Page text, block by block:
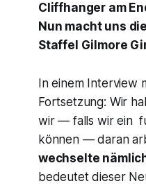
Cliffhanger am
Nun macht uns
Staffel Gilmore
In einem Interview
Fortsetzung: Wir
wir — falls wir ein
können — daran
wechselte
bedeutet dieser